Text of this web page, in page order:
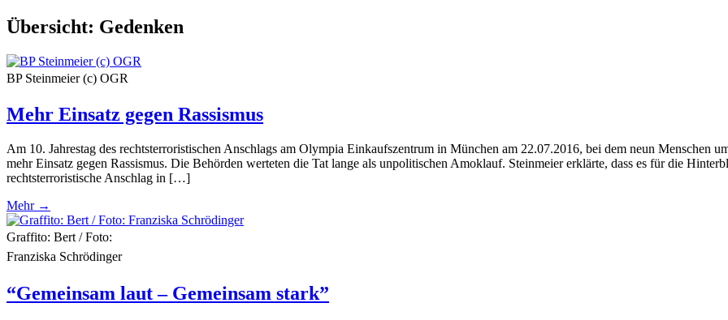
Übersicht: Gedenken
BP Steinmeier (c) OGR
Mehr Einsatz gegen Rassismus
Am 10. Jahrestag des rechtsterroristischen Anschlags am Olympia Einkaufszentrum in München am 22.07.2016, bei dem neun Menschen
mehr Einsatz gegen Rassismus. Die Behörden werteten die Tat lange als unpolitischen Amoklauf. Steinmeier erklärte, dass es für die
rechtsterroristische Anschlag in […]
Mehr →
Graffito: Bert / Foto:
Franziska Schrödinger
“Gemeinsam laut – Gemeinsam stark”